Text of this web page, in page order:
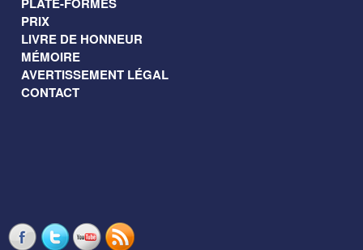
PRIX
LIVRE DE HONNEUR
MÉMOIRE
AVERTISSEMENT LÉGAL
CONTACT